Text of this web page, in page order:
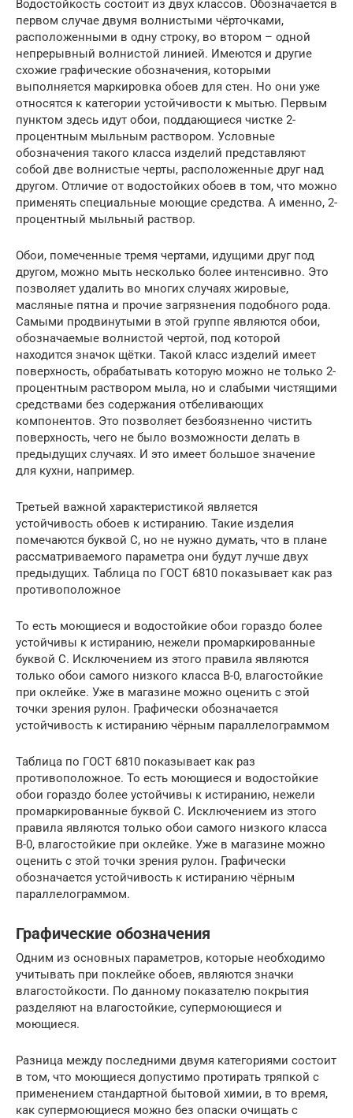
Водостойкость состоит из двух классов. Обозначается в
первом случае двумя волнистыми чёрточками,
расположенными в одну строку, во втором – одной
непрерывный волнистой линией. Имеются и другие
схожие графические обозначения, которыми
выполняется маркировка обоев для стен. Но они уже
относятся к категории устойчивости к мытью. Первым
пунктом здесь идут обои, поддающиеся чистке 2-
процентным мыльным раствором. Условные
обозначения такого класса изделий представляют
собой две волнистые черты, расположенные друг над
другом. Отличие от водостойких обоев в том, что можно
применять специальные моющие средства. А именно, 2-
процентный мыльный раствор.
Обои, помеченные тремя чертами, идущими друг под
другом, можно мыть несколько более интенсивно. Это
позволяет удалить во многих случаях жировые,
масляные пятна и прочие загрязнения подобного рода.
Самыми продвинутыми в этой группе являются обои,
обозначаемые волнистой чертой, под которой
находится значок щётки. Такой класс изделий имеет
поверхность, обрабатывать которую можно не только 2-
процентным раствором мыла, но и слабыми чистящими
средствами без содержания отбеливающих
компонентов. Это позволяет безбоязненно чистить
поверхность, чего не было возможности делать в
предыдущих случаях. И это имеет большое значение
для кухни, например.
Третьей важной характеристикой является
устойчивость обоев к истиранию. Такие изделия
помечаются буквой С, но не нужно думать, что в плане
рассматриваемого параметра они будут лучше двух
предыдущих. Таблица по ГОСТ 6810 показывает как раз
противоположное
То есть моющиеся и водостойкие обои гораздо более
устойчивы к истиранию, нежели промаркированные
буквой С. Исключением из этого правила являются
только обои самого низкого класса В-0, влагостойкие
при оклейке. Уже в магазине можно оценить с этой
точки зрения рулон. Графически обозначается
устойчивость к истиранию чёрным параллелограммом
Таблица по ГОСТ 6810 показывает как раз
противоположное. То есть моющиеся и водостойкие
обои гораздо более устойчивы к истиранию, нежели
промаркированные буквой С. Исключением из этого
правила являются только обои самого низкого класса
В-0, влагостойкие при оклейке. Уже в магазине можно
оценить с этой точки зрения рулон. Графически
обозначается устойчивость к истиранию чёрным
параллелограммом.
Графические обозначения
Одним из основных параметров, которые необходимо
учитывать при поклейке обоев, являются значки
влагостойкости. По данному показателю покрытия
разделяют на влагостойкие, супермоющиеся и
моющиеся.
Разница между последними двумя категориями состоит
в том, что моющиеся допустимо протирать тряпкой с
применением стандартной бытовой химии, в то время,
как супермоющиеся можно без опаски очищать с